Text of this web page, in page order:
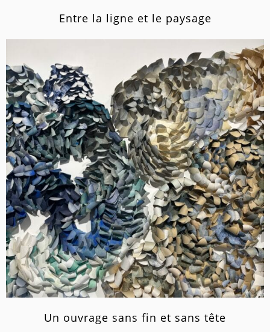
Entre la ligne et le paysage
Un ouvrage sans fin et sans tête